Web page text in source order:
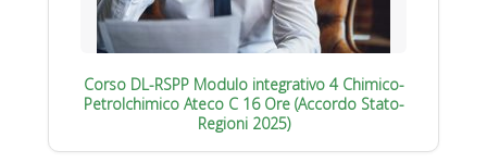
Corso DL-RSPP Modulo integrativo 4 Chimico-
Petrolchimico Ateco C 16 Ore (Accordo Stato-
Regioni 2025)